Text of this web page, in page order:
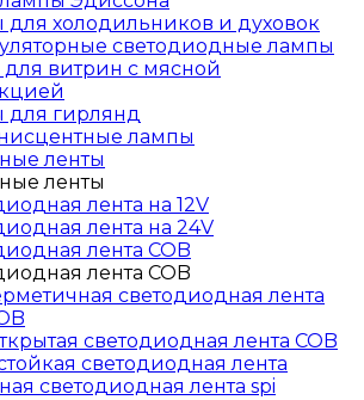
холодильников и духовок
светодиодные лампы
витрин с мясной
гирлянд
лампы
ленты
ленты
лента на 12V
лента на 24V
лента COB
лента COB
светодиодная лента
светодиодная лента COB
светодиодная лента
светодиодная лента spi